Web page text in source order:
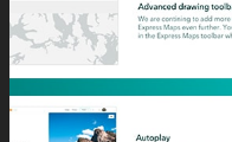
2021